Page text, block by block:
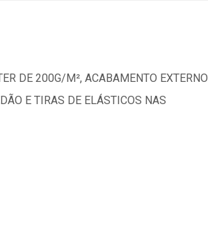
DE 200G/M², ACABAMENTO EXTERNO
E TIRAS DE ELÁSTICOS NAS